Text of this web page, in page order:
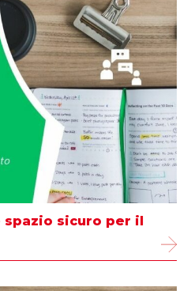
spazio sicuro per il